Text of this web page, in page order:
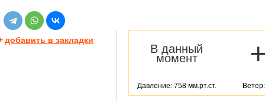
добавить в закладки
В данный
момент
Давление: 758 мм.рт.ст.